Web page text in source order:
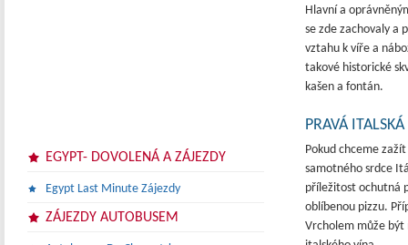
EGYPT- DOVOLENÁ A ZÁJEZDY
Egypt Last Minute Zájezdy
ZÁJEZDY AUTOBUSEM
Hlavní a
se zde zachovaly a
vztahu k víře a
takové historické
kašen a fontán.
PRAVÁ
Pokud chceme
samotného srdce
příležitost ochutná
oblíbenou pizzu.
Vrcholem může být